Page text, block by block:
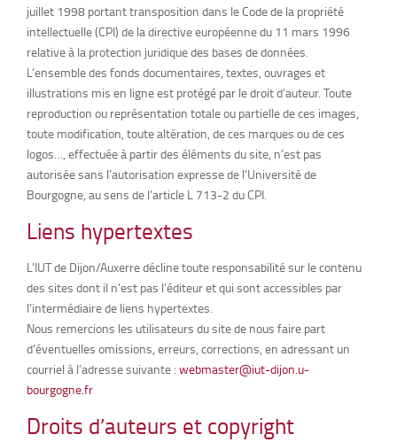
juillet 1998 portant transposition dans le Code de la propriété
intellectuelle (CPI) de la directive européenne du 11 mars 1996
relative à la protection juridique des bases de données.
L’ensemble des fonds documentaires, textes, ouvrages et
illustrations mis en ligne est protégé par le droit d’auteur. Toute
reproduction ou représentation totale ou partielle de ces images,
toute modification, toute altération, de ces marques ou de ces
logos…, effectuée à partir des éléments du site, n’est pas
autorisée sans l’autorisation expresse de l’Université de
Bourgogne, au sens de l’article L 713-2 du CPI.
Liens hypertextes
L’IUT de Dijon/Auxerre décline toute responsabilité sur le contenu
des sites dont il n’est pas l’éditeur et qui sont accessibles par
l’intermédiaire de liens hypertextes.
Nous remercions les utilisateurs du site de nous faire part
d’éventuelles omissions, erreurs, corrections, en adressant un
courriel à l’adresse suivante : webmaster@iut-dijon.u-
bourgogne.fr
Droits d’auteurs et copyright